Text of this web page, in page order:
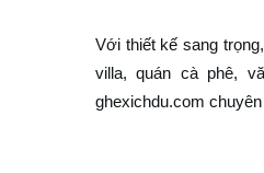
Với thiết kế sang
villa, quán cà phê,
ghexichdu.com